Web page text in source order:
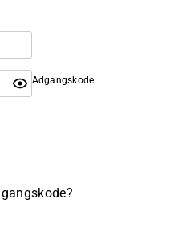
Adgangskode